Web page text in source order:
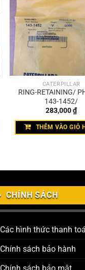
CATERPILLAR
RING-RETAINING/
143-1452/
283,000₫
THÊM VÀO GIỎ
CHÍNH SÁCH
Các hình thức thanh
Chính sách bảo hành